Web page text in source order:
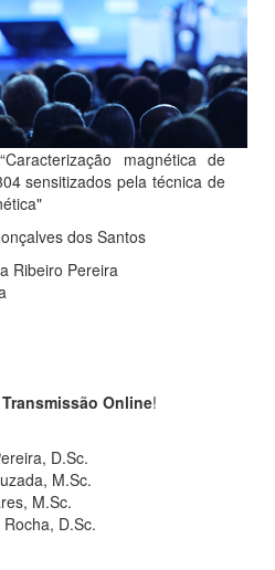
“Caracterização magnética de
sensitizados pela técnica de
dos Santos
Ribeiro Pereira
Transmissão Online!
D.Sc.
M.Sc.
M.Sc.
D.Sc.